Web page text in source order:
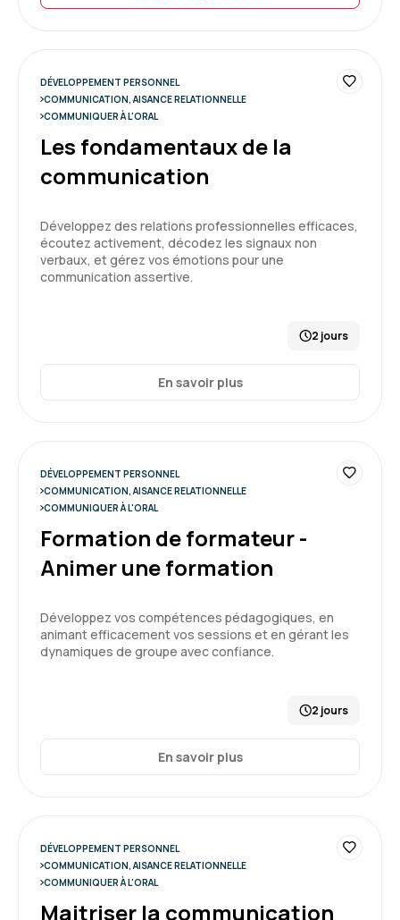
DÉVELOPPEMENT PERSONNEL
COMMUNICATION, AISANCE RELATIONNELLE
COMMUNIQUER À L'ORAL
Les fondamentaux de la
communication
Développez des relations professionnelles efficaces,
écoutez activement, décodez les signaux non
verbaux, et gérez vos émotions pour une
communication assertive.
2 jours
En savoir plus
DÉVELOPPEMENT PERSONNEL
COMMUNICATION, AISANCE RELATIONNELLE
COMMUNIQUER À L'ORAL
Formation de formateur -
Animer une formation
Développez vos compétences pédagogiques, en
animant efficacement vos sessions et en gérant les
dynamiques de groupe avec confiance.
2 jours
En savoir plus
DÉVELOPPEMENT PERSONNEL
COMMUNICATION, AISANCE RELATIONNELLE
COMMUNIQUER À L'ORAL
Maitriser la communication